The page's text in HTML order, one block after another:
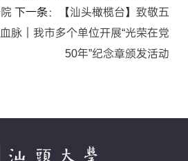
下一条：
【汕头橄榄台】致敬五
脉｜我市多个单位开展“光荣在党
50年”纪念章颁发活动